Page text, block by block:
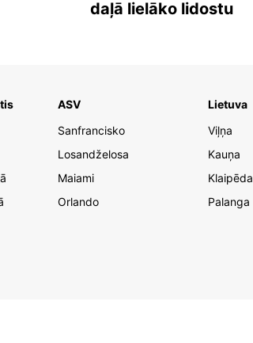
daļā lielāko lidostu
ASV
Sanfrancisko
Losandželosa
Maiami
Orlando
Lietuva
Viļņa
Kauņa
Klaipēda
Palanga